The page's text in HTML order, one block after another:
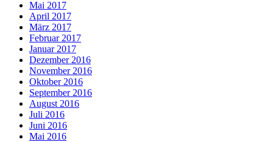
Mai 2017
April 2017
März 2017
Februar 2017
Januar 2017
Dezember 2016
November 2016
Oktober 2016
September 2016
August 2016
Juli 2016
Juni 2016
Mai 2016